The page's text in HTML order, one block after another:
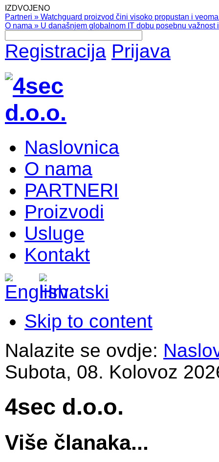
IZDVOJENO
Partneri » Watchguard proizvod čini visoko propustan i
O nama » U današnjem globalnom IT dobu posebnu
Registracija Prijava
Naslovnica
O nama
PARTNERI
Proizvodi
Usluge
Kontakt
Skip to content
Nalazite se ovdje:
Subota, 08. Kolovoz
4sec d.o.o.
Više članaka...